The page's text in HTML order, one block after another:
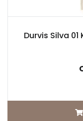
Durvis Silva